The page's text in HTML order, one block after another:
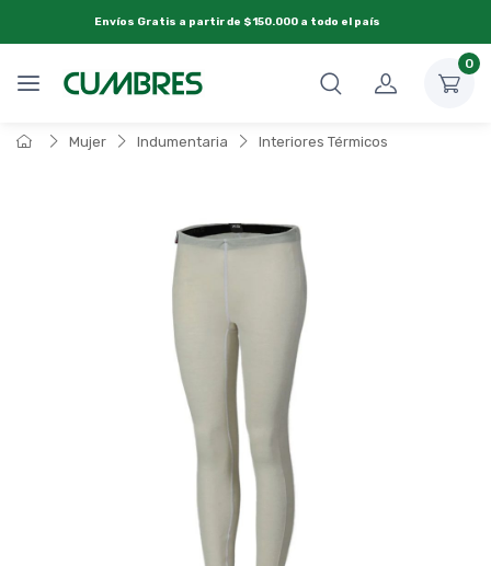
Envíos Gratis a partir de $150.000 a todo el país
0
Mujer Indumentaria Interiores Térmicos